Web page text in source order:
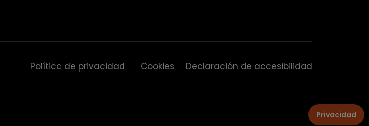
Política de privacidad Cookies Declaración de accesibilidad
Privacidad